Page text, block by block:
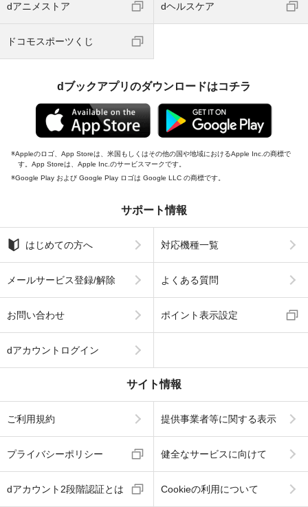
dアニメストア dヘルスケア
ドコモスポーツくじ
dブックアプリのダウンロードはコチラ
Appleのロゴ、App Storeは、米国もしくはその他の国や地域におけるApple Inc.の商標で
す。App Storeは、Apple Inc.のサービスマークです。
Google Play および Google Play ロゴは Google LLC の商標です。
サポート情報
はじめての方へ 対応機種一覧
メールサービス登録/解除 よくある質問
お問い合わせ ポイント表示設定
dアカウントログイン
サイト情報
ご利用規約 提供事業者等に関する表示
プライバシーポリシー 健全なサービスに向けて
dアカウント2段階認証とは Cookieの利用について